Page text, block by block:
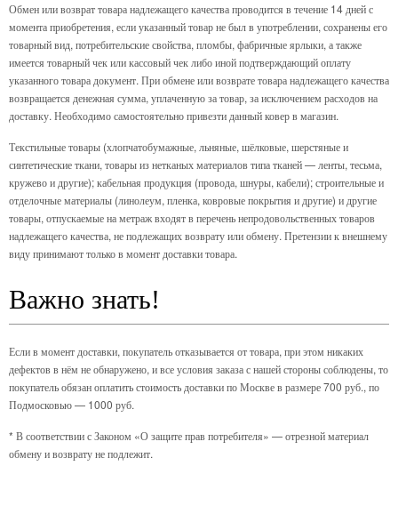
Обмен или возврат товара надлежащего качества проводится в течение 14 дней с
момента приобретения, если указанный товар не был в употреблении, сохранены его
товарный вид, потребительские свойства, пломбы, фабричные ярлыки, а также
имеется товарный чек или кассовый чек либо иной подтверждающий оплату
указанного товара документ. При обмене или возврате товара надлежащего качества
возвращается денежная сумма, уплаченную за товар, за исключением расходов на
доставку. Необходимо самостоятельно привезти данный ковер в магазин.
Текстильные товары (хлопчатобумажные, льняные, шёлковые, шерстяные и
синтетические ткани, товары из нетканых материалов типа тканей — ленты, тесьма,
кружево и другие); кабельная продукция (провода, шнуры, кабели); строительные и
отделочные материалы (линолеум, пленка, ковровые покрытия и другие) и другие
товары, отпускаемые на метраж входят в перечень непродовольственных товаров
надлежащего качества, не подлежащих возврату или обмену. Претензии к внешнему
виду принимают только в момент доставки товара.
Важно знать!
Если в момент доставки, покупатель отказывается от товара, при этом никаких
дефектов в нём не обнаружено, и все условия заказа с нашей стороны соблюдены, то
покупатель обязан оплатить стоимость доставки по Москве в размере 700 руб., по
Подмосковью — 1000 руб.
* В соответствии с Законом «О защите прав потребителя» — отрезной материал
обмену и возврату не подлежит.